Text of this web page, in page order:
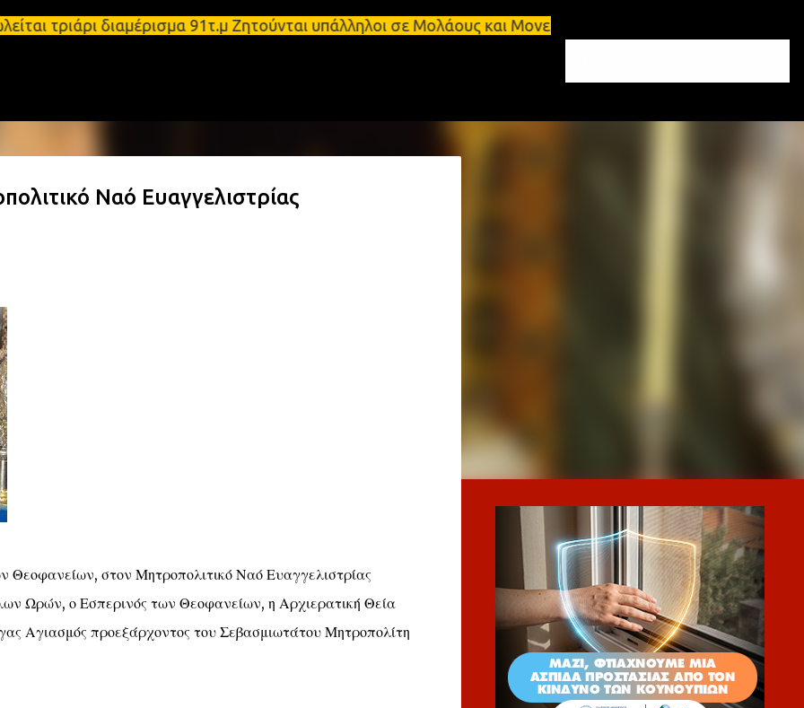
Μετάβαση στο κύριο περιεχόμενο
τριάρι διαμέρισμα 91τ.μ Ζητούνται υπάλληλοι σε Μολάους και Μονεμβάσια Σπάρτη,
Ναό Ευαγγελιστρίας
στον Μητροπολιτικό Ναό Ευαγγελιστρίας
Ωρών, ο Εσπερινός των Θεοφανείων, η Αρχιερατική Θεία
Αγιασμός προεξάρχοντος του Σεβασμιωτάτου Μητροπολίτη